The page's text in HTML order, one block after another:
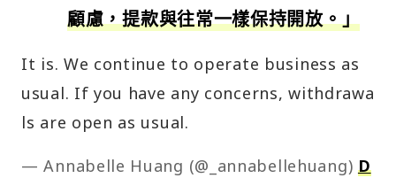
顧慮，提款與往常一樣保持開放。」
It is. We continue to operate business as
usual. If you have any concerns, withdrawa
ls are open as usual.
— Annabelle Huang (@_annabellehuang) D